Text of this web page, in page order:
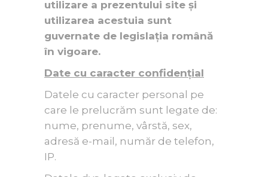
utilizare a prezentului site și
utilizarea acestuia sunt
guvernate de legislația română
în vigoare.
Date cu caracter confidențial
Datele cu caracter personal pe
care le prelucrăm sunt legate de:
nume, prenume, vârstă, sex,
adresă e-mail, număr de telefon,
IP.